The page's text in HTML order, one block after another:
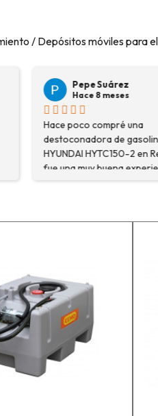
/ Depósitos móviles para
Pepe Suárez
Hace 8 meses
Hace poco compré una
destoconadora de gasolina
HYUNDAI HYTC150-2 en
fue una muy buena experiencia.
solo me encontré el producto que
detalle para asegurarme de que
contactactanto me explicó todo￼
En general, la recomiendo, he
vuelto a comprar, tengo varios
pedidos en proceso y muy
contento.